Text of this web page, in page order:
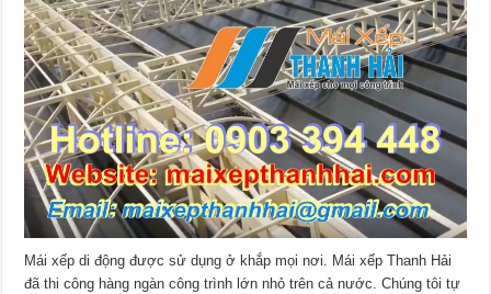
Mái xếp di động được sử dụng ở khắp mọi nơi. Mái xếp Thanh Hải
đã thi công hàng ngàn công trình lớn nhỏ trên cả nước. Chúng tôi tự